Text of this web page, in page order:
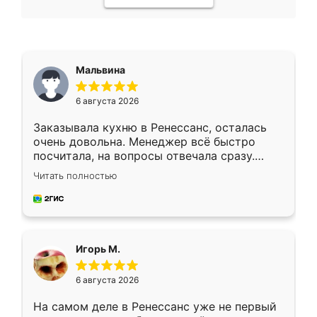
Мальвина
6 августа 2026
Заказывала кухню в Ренессанс, осталась
очень довольна. Менеджер всё быстро
посчитала, на вопросы отвечала сразу.
Замерщик приехал в субботу, подошёл к
делу со всей ответственностью. Собрали
за день, ребята работали аккуратно, даже
Читать полностью
Игорь М.
6 августа 2026
На самом деле в Ренессанс уже не первый